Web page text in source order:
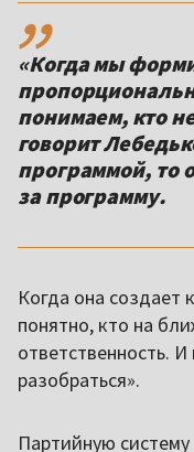
«Когда мы
понимаем, кто
говорит
программой, то
за программу.
Когда она создает
понятно, кто на
ответственность.
разобраться».
Партийную